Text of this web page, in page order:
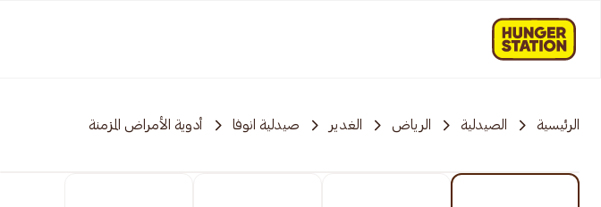
الرئيسية الصيدلية الرياض الغدير صيدلية انوفا أدوية الأمراض المزمنة